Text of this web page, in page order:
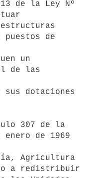
de la Ley Nº
de
un
de las
dotaciones
307 de la
enero de 1969
Agricultura
a redistribuir